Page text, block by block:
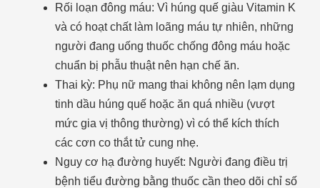
Rối loạn đông máu: Vì húng quế giàu Vitamin K
và có hoạt chất làm loãng máu tự nhiên, những
người đang uống thuốc chống đông máu hoặc
chuẩn bị phẫu thuật nên hạn chế ăn.
Thai kỳ: Phụ nữ mang thai không nên lạm dụng
tinh dầu húng quế hoặc ăn quá nhiều (vượt
mức gia vị thông thường) vì có thể kích thích
các cơn co thắt tử cung nhẹ.
Nguy cơ hạ đường huyết: Người đang điều trị
bệnh tiểu đường bằng thuốc cần theo dõi chỉ số